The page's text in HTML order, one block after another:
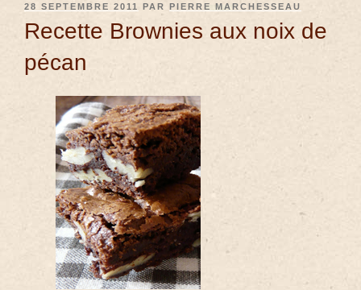
28 SEPTEMBRE 2011 PAR PIERRE MARCHESSEAU
Recette Brownies aux noix de
pécan